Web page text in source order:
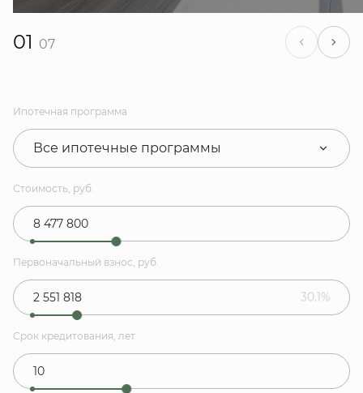
01 07
Ипотечная программа
Все ипотечные программы
Стоимость, руб.
Первоначальный взнос, руб.
30.1%
Срок кредитования, лет